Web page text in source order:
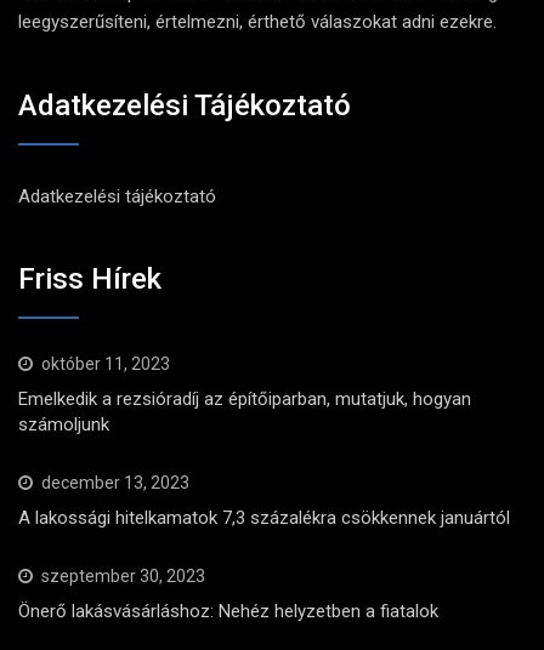
leegyszerűsíteni, értelmezni, érthető válaszokat adni ezekre.
Adatkezelési Tájékoztató
Adatkezelési tájékoztató
Friss Hírek
október 11, 2023
Emelkedik a rezsióradíj az építőiparban, mutatjuk, hogyan
számoljunk
december 13, 2023
A lakossági hitelkamatok 7,3 százalékra csökkennek januártól
szeptember 30, 2023
Önerő lakásvásárláshoz: Nehéz helyzetben a fiatalok